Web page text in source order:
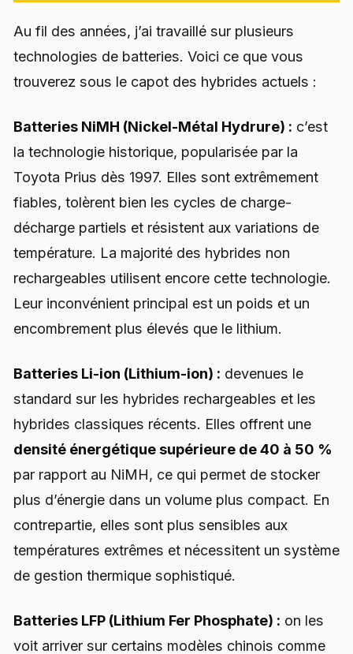
Au fil des années, j’ai travaillé sur plusieurs
technologies de batteries. Voici ce que vous
trouverez sous le capot des hybrides actuels :
Batteries NiMH (Nickel-Métal Hydrure) : c’est
la technologie historique, popularisée par la
Toyota Prius dès 1997. Elles sont extrêmement
fiables, tolèrent bien les cycles de charge-
décharge partiels et résistent aux variations de
température. La majorité des hybrides non
rechargeables utilisent encore cette technologie.
Leur inconvénient principal est un poids et un
encombrement plus élevés que le lithium.
Batteries Li-ion (Lithium-ion) : devenues le
standard sur les hybrides rechargeables et les
hybrides classiques récents. Elles offrent une
densité énergétique supérieure de 40 à 50 %
par rapport au NiMH, ce qui permet de stocker
plus d’énergie dans un volume plus compact. En
contrepartie, elles sont plus sensibles aux
températures extrêmes et nécessitent un système
de gestion thermique sophistiqué.
Batteries LFP (Lithium Fer Phosphate) : on les
voit arriver sur certains modèles chinois comme